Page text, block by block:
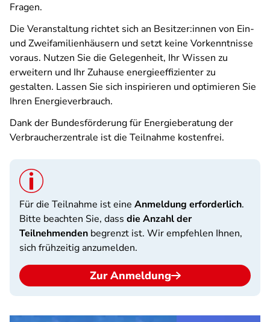
Fragen.
Die Veranstaltung richtet sich an Besitzer:innen von Ein-
und Zweifamilienhäusern und setzt keine Vorkenntnisse
voraus. Nutzen Sie die Gelegenheit, Ihr Wissen zu
erweitern und Ihr Zuhause energieeffizienter zu
gestalten. Lassen Sie sich inspirieren und optimieren Sie
Ihren Energieverbrauch.
Dank der Bundesförderung für Energieberatung der
Verbraucherzentrale ist die Teilnahme kostenfrei.
Für die Teilnahme ist eine Anmeldung erforderlich.
Bitte beachten Sie, dass die Anzahl der
Teilnehmenden begrenzt ist. Wir empfehlen Ihnen,
sich frühzeitig anzumelden.
Zur Anmeldung